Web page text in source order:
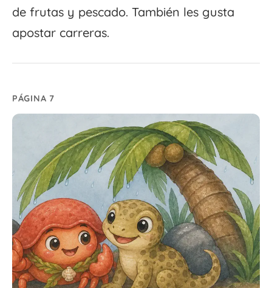
de frutas y pescado. También les gusta
apostar carreras.
PÁGINA 7